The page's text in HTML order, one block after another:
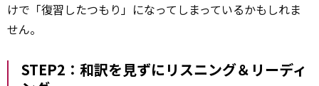
けで「復習したつもり」になってしまっているかもしれま
せん。
STEP2：和訳を見ずにリスニング＆リーディ